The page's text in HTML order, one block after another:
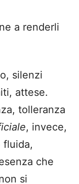
a renderli
silenzi
attese.
tolleranza
, invece,
fluida,
che
si